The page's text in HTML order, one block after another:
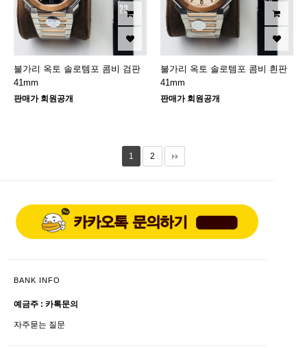
불가리 옥토 솔로템포 콤비 검판
41mm
판매가 회원공개
불가리 옥토 솔로템포 콤비 흰판
41mm
판매가 회원공개
1 2
BANK INFO
예금주 : 카톡문의
자주묻는 질문